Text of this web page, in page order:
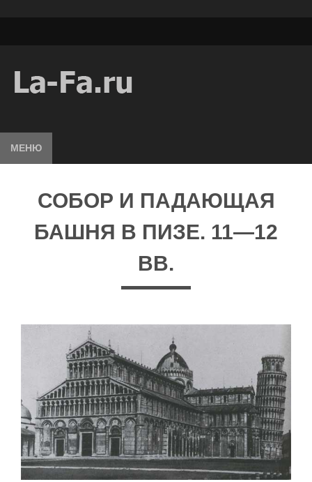
МЕНЮ
СОБОР И ПАДАЮЩАЯ
БАШНЯ В ПИЗЕ. 11—12
ВВ.